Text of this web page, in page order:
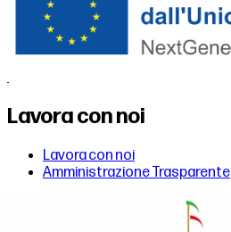
Lavora con noi
Lavora con noi
Amministrazione Trasparente